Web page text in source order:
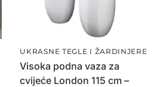
UKRASNE TEGLE I ŽARDINJERE
Visoka podna vaza za
cvijeće London 115 cm –